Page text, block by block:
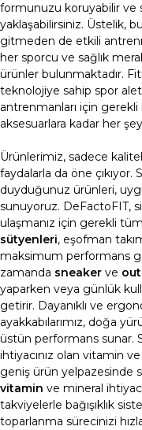
formunuzu koruyabilir ve
yaklaşabilirsiniz. Üstelik,
gitmeden de etkili
her sporcu ve sağlık
ürünler bulunmaktadır.
teknolojiye sahip spor
antrenmanları için
aksesuarlara kadar her
Ürünlerimiz, sadece
faydalarla da öne çıkıyor.
duyduğunuz ürünleri,
sunuyoruz. DeFactoFIT,
ulaşmanız için gerekli
sütyenleri, eşofman
maksimum performans
zamanda sneaker ve
yaparken veya günlük
getirir. Dayanıklı ve
ayakkabılarımız, doğa
üstün performans sunar.
ihtiyacınız olan vitamin ve
geniş ürün yelpazesinde
vitamin ve mineral
takviyelerle bağışıklık
toparlanma sürecinizi